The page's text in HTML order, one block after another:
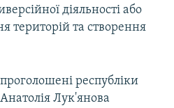
діяльності або
територій та створення
республіки
Лук'янова